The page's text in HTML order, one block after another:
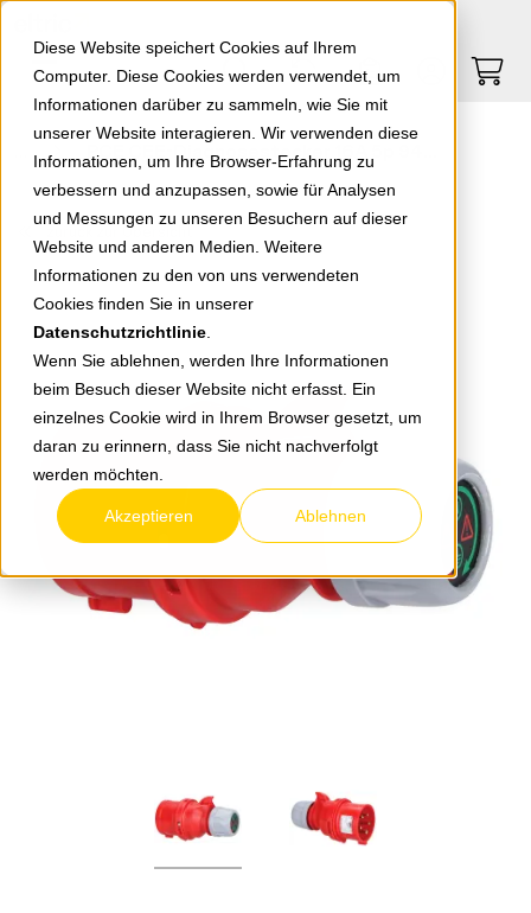
Diese Website speichert Cookies auf Ihrem
Computer. Diese Cookies werden verwendet, um
Informationen darüber zu sammeln, wie Sie mit
unserer Website interagieren. Wir verwenden diese
Informationen, um Ihre Browser-Erfahrung zu
verbessern und anzupassen, sowie für Analysen
und Messungen zu unseren Besuchern auf dieser
Website und anderen Medien. Weitere
Informationen zu den von uns verwendeten
Cookies finden Sie in unserer
Datenschutzrichtlinie
Wenn Sie ablehnen, werden Ihre Informationen
beim Besuch dieser Website nicht erfasst. Ein
einzelnes Cookie wird in Ihrem Browser gesetzt, um
daran zu erinnern, dass Sie nicht nachverfolgt
werden möchten.
Akzeptieren Ablehnen
Springe zu Hauptinhalt Springe zum Footer
0
zurück zur Übersicht